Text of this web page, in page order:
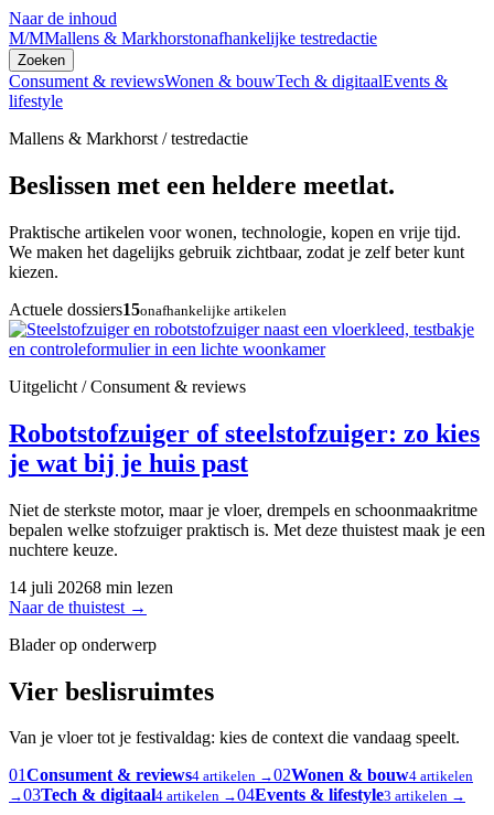
Naar de inhoud
M/MMallens & Markhorstonafhankelijke testredactie
Zoeken
Consument & reviewsWonen & bouwTech & digitaalEvents &
lifestyle
Mallens & Markhorst / testredactie
Beslissen met een heldere meetlat.
Praktische artikelen voor wonen, technologie, kopen en vrije tijd.
We maken het dagelijks gebruik zichtbaar, zodat je zelf beter kunt
kiezen.
Actuele dossiers15onafhankelijke artikelen
Uitgelicht / Consument & reviews
Robotstofzuiger of steelstofzuiger: zo kies
je wat bij je huis past
Niet de sterkste motor, maar je vloer, drempels en schoonmaakritme
bepalen welke stofzuiger praktisch is. Met deze thuistest maak je een
nuchtere keuze.
14 juli 20268 min lezen
Naar de thuistest →
Blader op onderwerp
Vier beslisruimtes
Van je vloer tot je festivaldag: kies de context die vandaag speelt.
01Consument & reviews4 artikelen →02Wonen & bouw4 artikelen
→03Tech & digitaal4 artikelen →04Events & lifestyle3 artikelen →